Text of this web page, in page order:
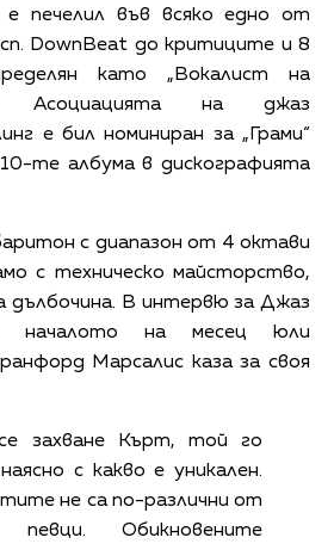
е печелил във всяко едно от
DownBeat до критиците и 8
като „Вокалист на
Асоциацията на джаз
е бил номиниран за „Грами“
те албума в дискографията
с диапазон от 4 октави
с техническо майсторство,
дълбочина. В интервю за Джаз
на месец юли
Марсалис каза за своя
захване Кърт, той го
с какво е уникален.
не са по-различни от
певци. Обикновените